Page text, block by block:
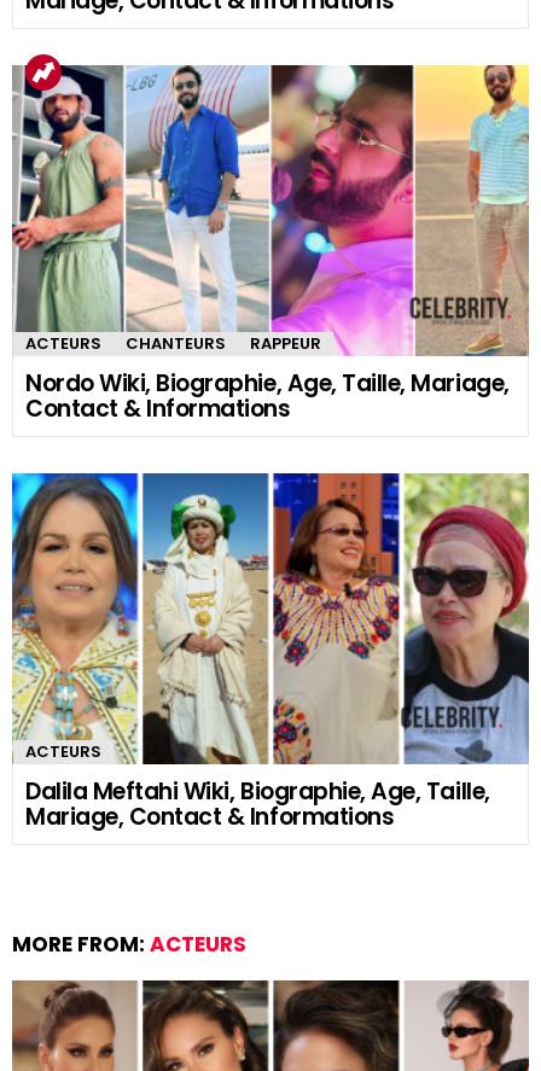
ACTEURS CHANTEURS RAPPEUR
Nordo Wiki, Biographie, Age, Taille, Mariage,
Contact & Informations
ACTEURS
Dalila Meftahi Wiki, Biographie, Age, Taille,
Mariage, Contact & Informations
MORE FROM: ACTEURS